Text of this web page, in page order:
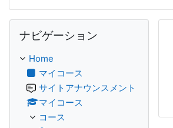
ナビゲーション
Home
マイコース
サイトアナウンスメント
マイコース
コース